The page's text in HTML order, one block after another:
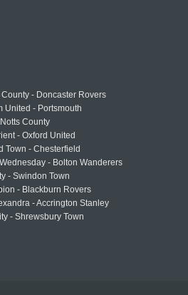
- Doncaster Rovers
United - Portsmouth
County
- Oxford United
Town - Chesterfield
- Bolton Wanderers
- Swindon Town
- Blackburn Rovers
- Accrington Stanley
- Shrewsbury Town